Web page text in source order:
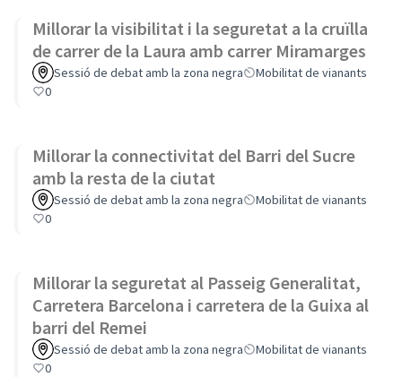
Millorar la visibilitat i la seguretat a la cruïlla
de carrer de la Laura amb carrer Miramarges
Sessió de debat amb la zona negra
Mobilitat de vianants
0
Millorar la connectivitat del Barri del Sucre
amb la resta de la ciutat
Sessió de debat amb la zona negra
Mobilitat de vianants
0
Millorar la seguretat al Passeig Generalitat,
Carretera Barcelona i carretera de la Guixa al
barri del Remei
Sessió de debat amb la zona negra
Mobilitat de vianants
0